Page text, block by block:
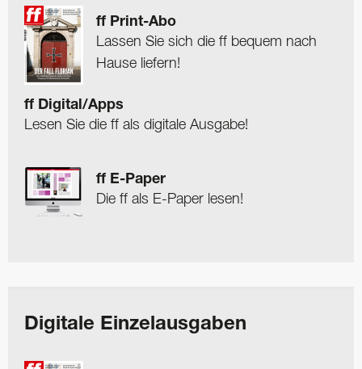
ff Print-Abo
Lassen Sie sich die ff bequem nach
Hause liefern!
ff Digital/Apps
Lesen Sie die ff als digitale Ausgabe!
ff E-Paper
Die ff als E-Paper lesen!
Digitale Einzelausgaben